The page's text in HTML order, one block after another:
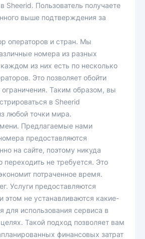
Sheerid. Пользователь получаете
выше подтверждения за
операторов и стран. Мы
номера из разных
из них есть по несколько
Это позволяет обойти
ограничения. Таким образом, вы
в Sheerid
любой точки мира.
Предлагаемые нами
предоставляются
на сайте, поэтому никуда
переходить не требуется. Это
потраченное время.
Услуги предоставляются
этом не устанавливаются какие-
для использования сервиса в
Такой подход позволяет вам
финансовых затрат